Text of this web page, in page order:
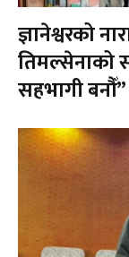
ज्ञानेश्वरको
तिमल्सेनाको
सहभागी बनौँ”